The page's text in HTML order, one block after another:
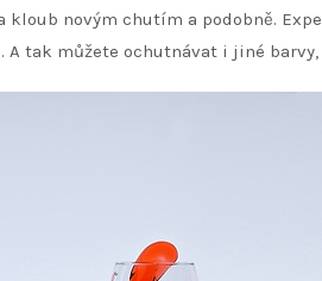
novým chutím a podobně.
tak můžete ochutnávat i jiné barvy,